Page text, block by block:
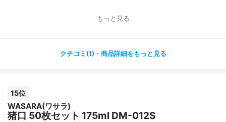
もっと見る
クチコミ(1)・商品詳細をもっと見る
15位
WASARA(ワサラ)
猪口 50枚セット 175ml DM-012S